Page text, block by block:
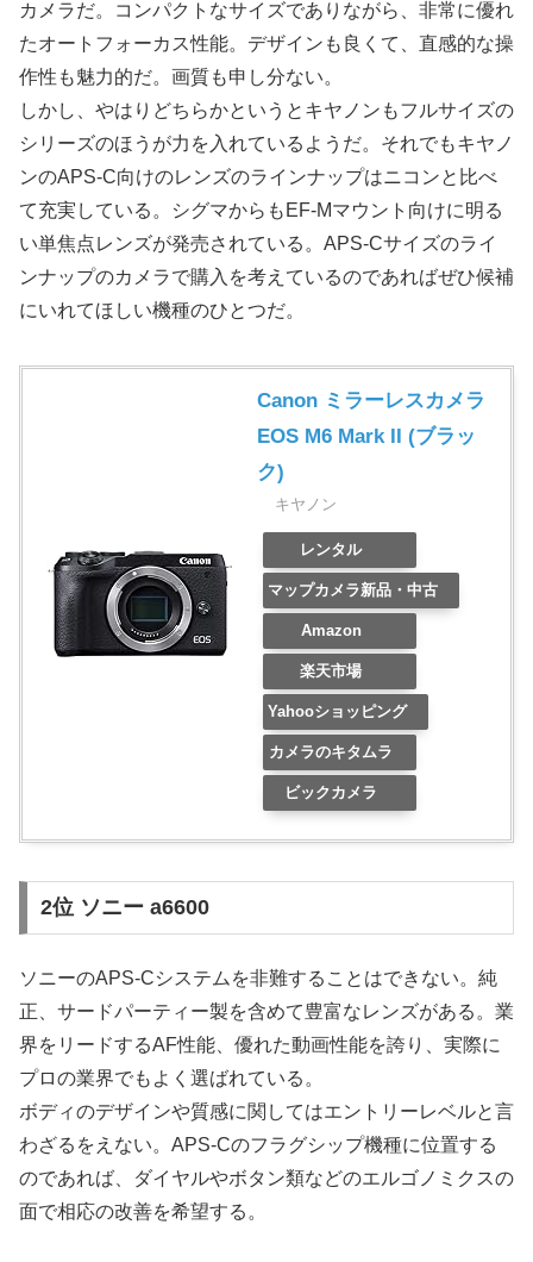
カメラだ。コンパクトなサイズでありながら、非常に優れ
たオートフォーカス性能。デザインも良くて、直感的な操
作性も魅力的だ。画質も申し分ない。
しかし、やはりどちらかというとキヤノンもフルサイズの
シリーズのほうが力を入れているようだ。それでもキヤノ
ンのAPS-C向けのレンズのラインナップはニコンと比べ
て充実している。シグマからもEF-Mマウント向けに明る
い単焦点レンズが発売されている。APS-Cサイズのライ
ンナップのカメラで購入を考えているのであればぜひ候補
にいれてほしい機種のひとつだ。
Canon ミラーレスカメラ
EOS M6 Mark II (ブラッ
ク)
キヤノン
レンタル
マップカメラ新品・中古
Amazon
楽天市場
Yahooショッピング
カメラのキタムラ
ビックカメラ
2位 ソニー a6600
ソニーのAPS-Cシステムを非難することはできない。純
正、サードパーティー製を含めて豊富なレンズがある。業
界をリードするAF性能、優れた動画性能を誇り、実際に
プロの業界でもよく選ばれている。
ボディのデザインや質感に関してはエントリーレベルと言
わざるをえない。APS-Cのフラグシップ機種に位置する
のであれば、ダイヤルやボタン類などのエルゴノミクスの
面で相応の改善を希望する。